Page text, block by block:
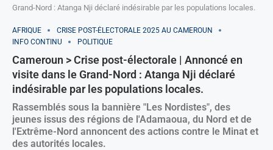
Grand-Nord : Atanga Nji déclaré indésirable par les populations locales.
AFRIQUE
CRISE POST-ÉLECTORALE 2025 AU CAMEROUN
INFO CONTINU
POLITIQUE
Cameroun > Crise post-électorale | Annoncé en
visite dans le Grand-Nord : Atanga Nji déclaré
indésirable par les populations locales.
Rassemblés sous la bannière "Les Nordistes", des
jeunes issus des régions de l'Adamaoua, du Nord et de
l'Extrême-Nord annoncent des actions contre le Minat et
des autorités locales.